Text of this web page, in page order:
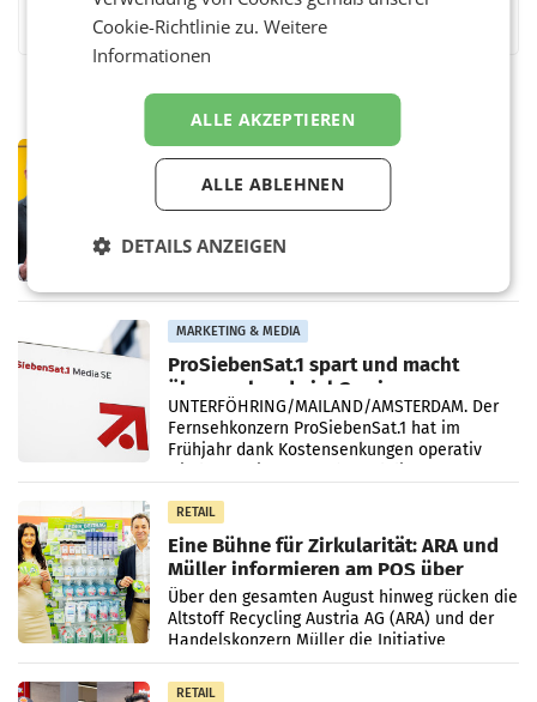
PRIMENEWS
Österreichische Post: Umsatzplus im
ersten Halbjahr trotz schwachem
WIEN Die Österreichische Post AG hat im
ersten Halbjahr 2026 einen Konzernumsatz
einem Plus von 3,8 Prozent gegenüber dem
Vergleichszeitraum
MARKETING & MEDIA
ProSiebenSat.1 spart und macht
überraschend viel Gewinn
UNTERFÖHRING/MAILAND/AMSTERDAM. Der
Fernsehkonzern ProSiebenSat.1 hat im
Frühjahr dank Kostensenkungen operativ
RETAIL
Eine Bühne für Zirkularität: ARA und
Müller informieren am POS über
Kreislauffähigkeit
Über den gesamten August hinweg rücken die
Altstoff Recycling Austria AG (ARA) und der
Handelskonzern Müller die Initiative
„Kreislauf-Helden“ in allen österreichischen
Müller-Filialen
RETAIL
Cookie-Richtlinie zu.Weitere
Informationen
ALLE AKZEPTIEREN
ALLE ABLEHNEN
DETAILS ANZEIGEN